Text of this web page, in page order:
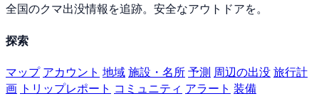
全国のクマ出没情報を追跡。安全なアウトドアを。
探索
マップ アカウント 地域施設・名所予測 周辺の出没旅行計
画 トリップレポート コミュニティ アラート 装備